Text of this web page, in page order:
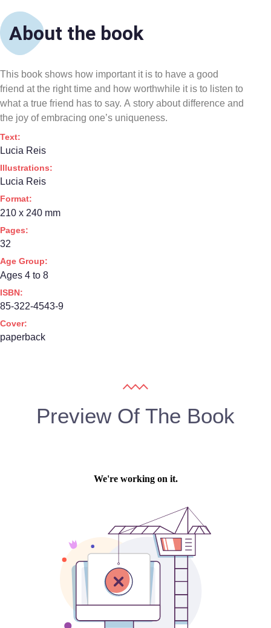
About the book
This book shows how important it is to have a good
friend at the right time and how worthwhile it is to listen to
what a true friend has to say. A story about difference and
the joy of embracing one’s uniqueness.
Text:
Lucia Reis
Illustrations:
Lucia Reis
Format:
210 x 240 mm
Pages:
32
Age Group:
Ages 4 to 8
ISBN:
85-322-4543-9
Cover:
paperback
Preview Of The Book